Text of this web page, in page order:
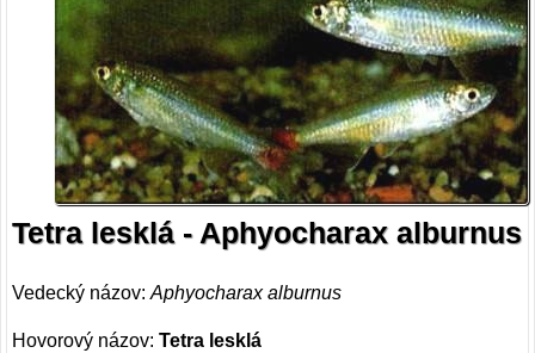
Tetra lesklá - Aphyocharax alburnus
Vedecký názov:Aphyocharax alburnus
Hovorový názov:Tetra lesklá